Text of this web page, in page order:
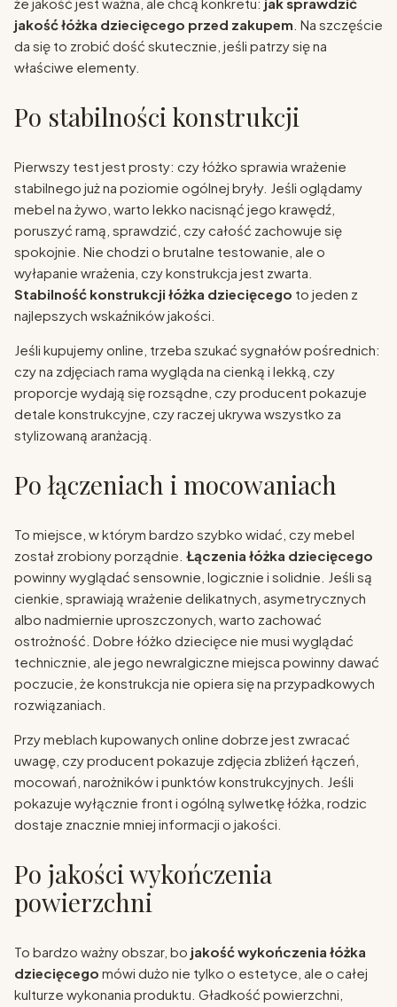
jakość łóżka dziecięcego przed zakupem . Na szczęście
da się to zrobić dość skutecznie, jeśli patrzy się na
właściwe elementy.
Po stabilności konstrukcji
Pierwszy test jest prosty: czy łóżko sprawia wrażenie
stabilnego już na poziomie ogólnej bryły. Jeśli oglądamy
mebel na żywo, warto lekko nacisnąć jego krawędź,
poruszyć ramą, sprawdzić, czy całość zachowuje się
spokojnie. Nie chodzi o brutalne testowanie, ale o
wyłapanie wrażenia, czy konstrukcja jest zwarta.
Stabilność konstrukcji łóżka dziecięcego to jeden z
najlepszych wskaźników jakości.
Jeśli kupujemy online, trzeba szukać sygnałów pośrednich:
czy na zdjęciach rama wygląda na cienką i lekką, czy
proporcje wydają się rozsądne, czy producent pokazuje
detale konstrukcyjne, czy raczej ukrywa wszystko za
stylizowaną aranżacją.
Po łączeniach i mocowaniach
To miejsce, w którym bardzo szybko widać, czy mebel
został zrobiony porządnie. Łączenia łóżka dziecięcego
powinny wyglądać sensownie, logicznie i solidnie. Jeśli są
cienkie, sprawiają wrażenie delikatnych, asymetrycznych
albo nadmiernie uproszczonych, warto zachować
ostrożność. Dobre łóżko dziecięce nie musi wyglądać
technicznie, ale jego newralgiczne miejsca powinny dawać
poczucie, że konstrukcja nie opiera się na przypadkowych
rozwiązaniach.
Przy meblach kupowanych online dobrze jest zwracać
uwagę, czy producent pokazuje zdjęcia zbliżeń łączeń,
mocowań, narożników i punktów konstrukcyjnych. Jeśli
pokazuje wyłącznie front i ogólną sylwetkę łóżka, rodzic
dostaje znacznie mniej informacji o jakości.
Po jakości wykończenia
powierzchni
To bardzo ważny obszar, bo jakość wykończenia łóżka
dziecięcego mówi dużo nie tylko o estetyce, ale o całej
kulturze wykonania produktu. Gładkość powierzchni,